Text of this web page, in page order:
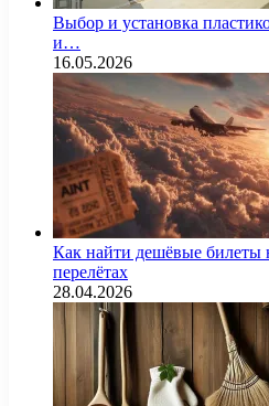
Выбор и установка
и…
16.05.2026
Как найти дешёвые билеты
перелётах
28.04.2026